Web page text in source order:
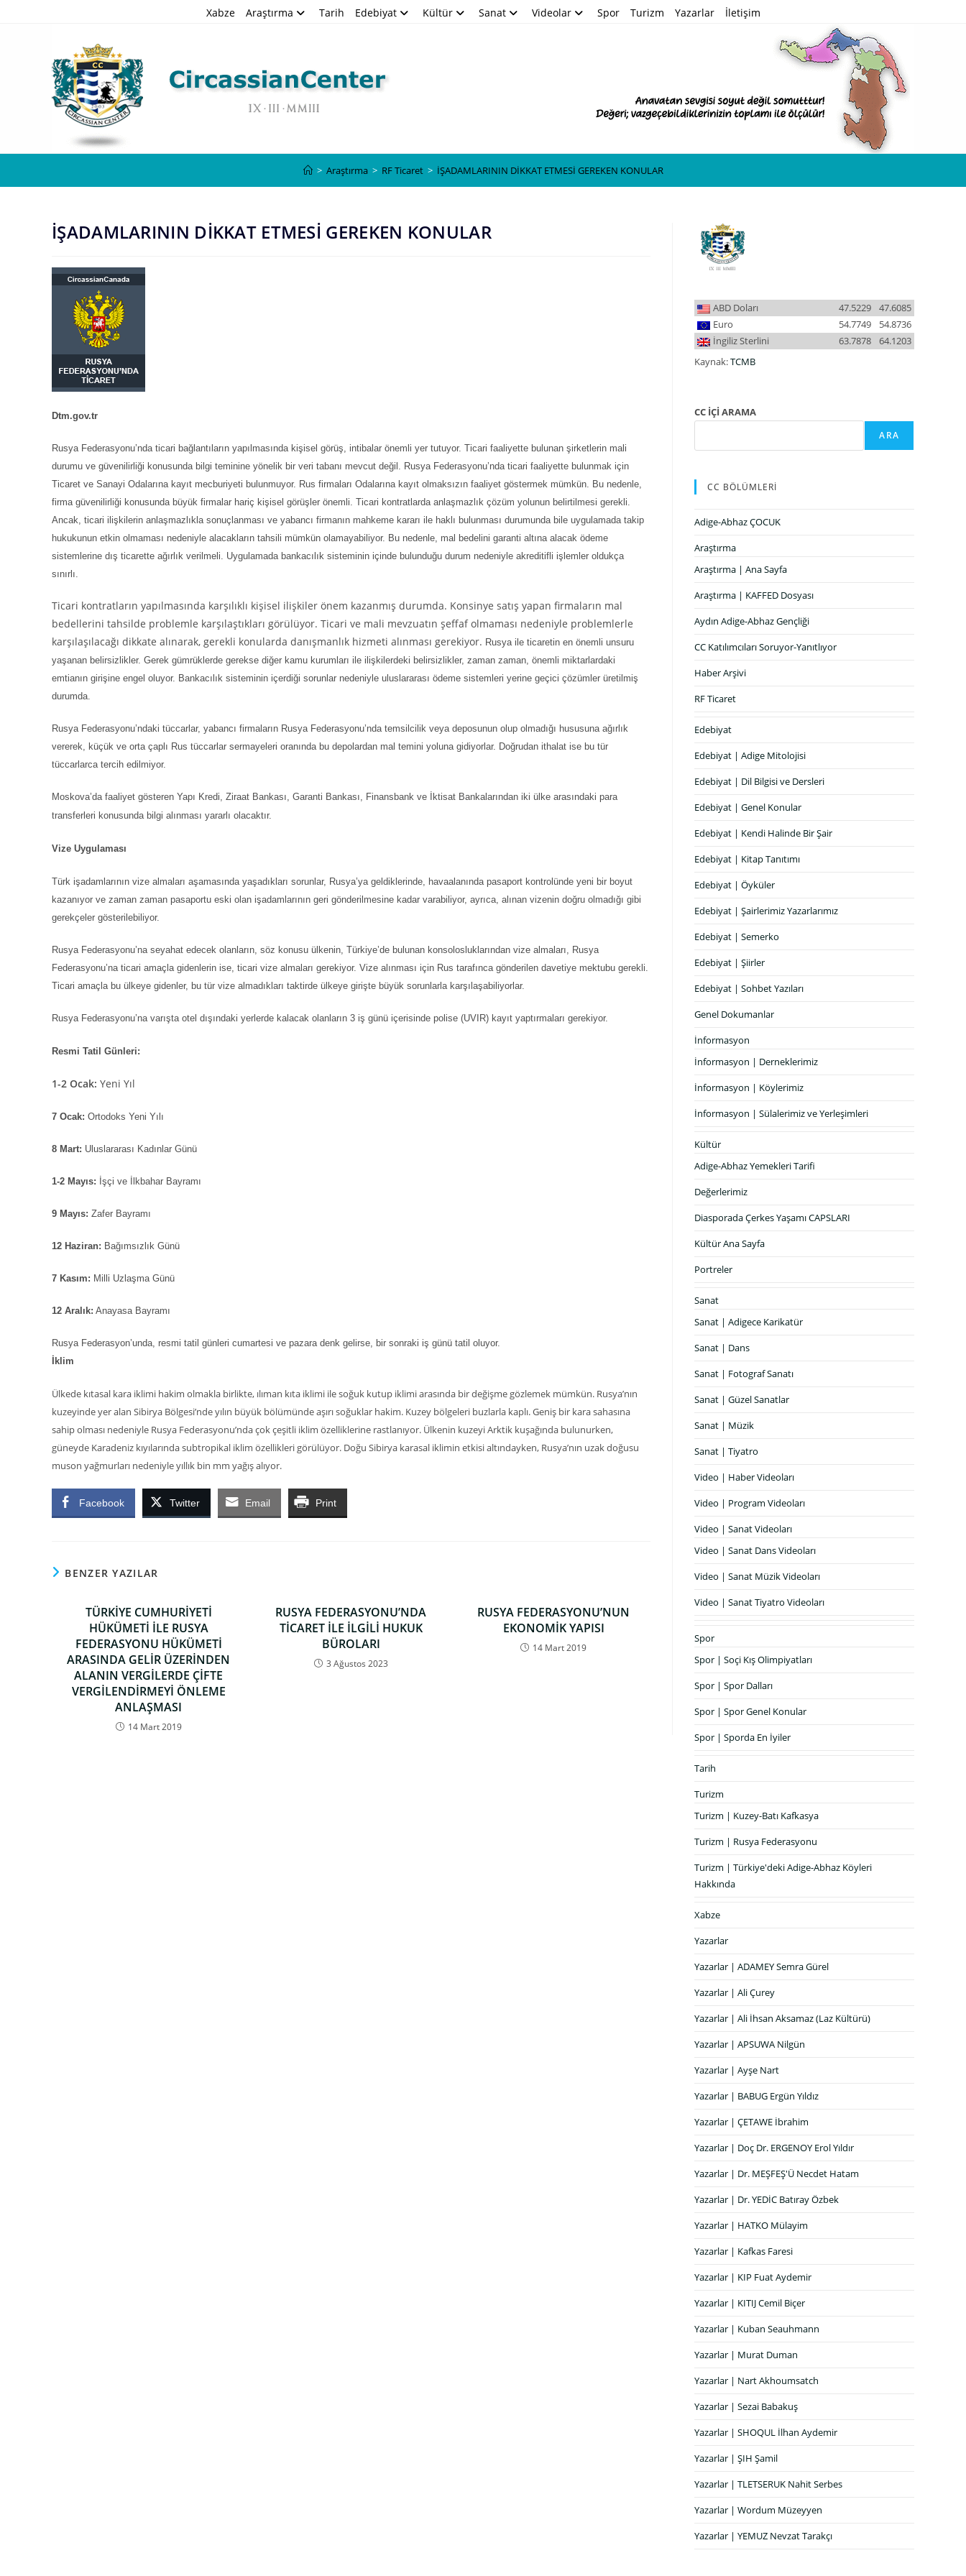
Xabze Araştırma Tarih Edebiyat Kültür Sanat Videolar Spor Turizm Yazarlar İletişim
> Araştırma > RF Ticaret > İŞADAMLARININ DİKKAT ETMESİ GEREKEN KONULAR
İŞADAMLARININ DİKKAT ETMESİ GEREKEN KONULAR
Dtm.gov.tr
Rusya Federasyonu’nda ticari bağlantıların yapılmasında kişisel görüş, intibalar önemli yer tutuyor. Ticari faaliyette bulunan şirketlerin mali
durumu ve güvenilirliği konusunda bilgi teminine yönelik bir veri tabanı mevcut değil. Rusya Federasyonu’nda ticari faaliyette bulunmak için
Ticaret ve Sanayi Odalarına kayıt mecburiyeti bulunmuyor. Rus firmaları Odalarına kayıt olmaksızın faaliyet göstermek mümkün. Bu nedenle,
firma güvenilirliği konusunda büyük firmalar hariç kişisel görüşler önemli. Ticari kontratlarda anlaşmazlık çözüm yolunun belirtilmesi gerekli.
Ancak, ticari ilişkilerin anlaşmazlıkla sonuçlanması ve yabancı firmanın mahkeme kararı ile haklı bulunması durumunda bile uygulamada takip
hukukunun etkin olmaması nedeniyle alacakların tahsili mümkün olamayabiliyor. Bu nedenle, mal bedelini garanti altına alacak ödeme
sistemlerine dış ticarette ağırlık verilmeli. Uygulamada bankacılık sisteminin içinde bulunduğu durum nedeniyle akreditifli işlemler oldukça
sınırlı.
Ticari kontratların yapılmasında karşılıklı kişisel ilişkiler önem kazanmış durumda. Konsinye satış yapan firmaların mal
bedellerini tahsilde problemle karşılaştıkları görülüyor. Ticari ve mali mevzuatın şeffaf olmaması nedeniyle problemlerle
karşılaşılacağı dikkate alınarak, gerekli konularda danışmanlık hizmeti alınması gerekiyor. Rusya ile ticaretin en önemli unsuru
yaşanan belirsizlikler. Gerek gümrüklerde gerekse diğer kamu kurumları ile ilişkilerdeki belirsizlikler, zaman zaman, önemli miktarlardaki
emtianın girişine engel oluyor. Bankacılık sisteminin içerdiği sorunlar nedeniyle uluslararası ödeme sistemleri yerine geçici çözümler üretilmiş
durumda.
Rusya Federasyonu’ndaki tüccarlar, yabancı firmaların Rusya Federasyonu’nda temsilcilik veya deposunun olup olmadığı hususuna ağırlık
vererek, küçük ve orta çaplı Rus tüccarlar sermayeleri oranında bu depolardan mal temini yoluna gidiyorlar. Doğrudan ithalat ise bu tür
tüccarlarca tercih edilmiyor.
Moskova’da faaliyet gösteren Yapı Kredi, Ziraat Bankası, Garanti Bankası, Finansbank ve İktisat Bankalarından iki ülke arasındaki para
transferleri konusunda bilgi alınması yararlı olacaktır.
Vize Uygulaması
Türk işadamlarının vize almaları aşamasında yaşadıkları sorunlar, Rusya’ya geldiklerinde, havaalanında pasaport kontrolünde yeni bir boyut
kazanıyor ve zaman zaman pasaportu eski olan işadamlarının geri gönderilmesine kadar varabiliyor, ayrıca, alınan vizenin doğru olmadığı gibi
gerekçeler gösterilebiliyor.
Rusya Federasyonu’na seyahat edecek olanların, söz konusu ülkenin, Türkiye’de bulunan konsolosluklarından vize almaları, Rusya
Federasyonu’na ticari amaçla gidenlerin ise, ticari vize almaları gerekiyor. Vize alınması için Rus tarafınca gönderilen davetiye mektubu gerekli.
Ticari amaçla bu ülkeye gidenler, bu tür vize almadıkları taktirde ülkeye girişte büyük sorunlarla karşılaşabiliyorlar.
Rusya Federasyonu’na varışta otel dışındaki yerlerde kalacak olanların 3 iş günü içerisinde polise (UVIR) kayıt yaptırmaları gerekiyor.
Resmi Tatil Günleri:
1-2 Ocak: Yeni Yıl
7 Ocak: Ortodoks Yeni Yılı
8 Mart: Uluslararası Kadınlar Günü
1-2 Mayıs: İşçi ve İlkbahar Bayramı
9 Mayıs: Zafer Bayramı
12 Haziran: Bağımsızlık Günü
7 Kasım: Milli Uzlaşma Günü
12 Aralık: Anayasa Bayramı
Rusya Federasyon’unda, resmi tatil günleri cumartesi ve pazara denk gelirse, bir sonraki iş günü tatil oluyor.
İklim
Ülkede kıtasal kara iklimi hakim olmakla birlikte, ılıman kıta iklimi ile soğuk kutup iklimi arasında bir değişme gözlemek mümkün. Rusya’nın
kuzeyinde yer alan Sibirya Bölgesi’nde yılın büyük bölümünde aşırı soğuklar hakim. Kuzey bölgeleri buzlarla kaplı. Geniş bir kara sahasına
sahip olması nedeniyle Rusya Federasyonu’nda çok çeşitli iklim özelliklerine rastlanıyor. Ülkenin kuzeyi Arktik kuşağında bulunurken,
güneyde Karadeniz kıyılarında subtropikal iklim özellikleri görülüyor. Doğu Sibirya karasal iklimin etkisi altındayken, Rusya’nın uzak doğusu
muson yağmurları nedeniyle yıllık bin mm yağış alıyor.
Facebook Twitter Email Print
BENZER YAZILAR
TÜRKİYE CUMHURİYETİ
HÜKÜMETİ İLE RUSYA
FEDERASYONU HÜKÜMETİ
ARASINDA GELİR ÜZERİNDEN
ALANIN VERGİLERDE ÇİFTE
VERGİLENDİRMEYİ ÖNLEME
ANLAŞMASI
14 Mart 2019
RUSYA FEDERASYONU’NDA
TİCARET İLE İLGİLİ HUKUK
BÜROLARI
3 Ağustos 2023
RUSYA FEDERASYONU’NUN
EKONOMİK YAPISI
14 Mart 2019
ABD Doları 47.6085
47.5229
Euro
54.8736
54.7749
İngiliz Sterlini
64.1203
63.7878
Kaynak:TCMB
CC İÇİ ARAMA
ARA
CC BÖLÜMLERİ
Adige-Abhaz ÇOCUK
Araştırma
Araştırma | Ana Sayfa
Araştırma | KAFFED Dosyası
Aydın Adige-Abhaz Gençliği
CC Katılımcıları Soruyor-Yanıtlıyor
Haber Arşivi
RF Ticaret
Edebiyat
Edebiyat | Adige Mitolojisi
Edebiyat | Dil Bilgisi ve Dersleri
Edebiyat | Genel Konular
Edebiyat | Kendi Halinde Bir Şair
Edebiyat | Kitap Tanıtımı
Edebiyat | Öyküler
Edebiyat | Şairlerimiz Yazarlarımız
Edebiyat | Semerko
Edebiyat | Şiirler
Edebiyat | Sohbet Yazıları
Genel Dokumanlar
İnformasyon
İnformasyon | Derneklerimiz
İnformasyon | Köylerimiz
İnformasyon | Sülalerimiz ve Yerleşimleri
Kültür
Adige-Abhaz Yemekleri Tarifi
Değerlerimiz
Diasporada Çerkes Yaşamı CAPSLARI
Kültür Ana Sayfa
Portreler
Sanat
Sanat | Adigece Karikatür
Sanat | Dans
Sanat | Fotograf Sanatı
Sanat | Güzel Sanatlar
Sanat | Müzik
Sanat | Tiyatro
Video | Haber Videoları
Video | Program Videoları
Video | Sanat Videoları
Video | Sanat Dans Videoları
Video | Sanat Müzik Videoları
Video | Sanat Tiyatro Videoları
Spor
Spor | Soçi Kış Olimpiyatları
Spor | Spor Dalları
Spor | Spor Genel Konular
Spor | Sporda En İyiler
Tarih
Turizm
Turizm | Kuzey-Batı Kafkasya
Turizm | Rusya Federasyonu
Turizm | Türkiye'deki Adige-Abhaz Köyleri
Hakkında
Xabze
Yazarlar
Yazarlar | ADAMEY Semra Gürel
Yazarlar | Ali Çurey
Yazarlar | Ali İhsan Aksamaz (Laz Kültürü)
Yazarlar | APSUWA Nilgün
Yazarlar | Ayşe Nart
Yazarlar | BABUG Ergün Yıldız
Yazarlar | ÇETAWE İbrahim
Yazarlar | Doç Dr. ERGENOY Erol Yıldır
Yazarlar | Dr. MEŞFEŞ'Ü Necdet Hatam
Yazarlar | Dr. YEDİC Batıray Özbek
Yazarlar | HATKO Mülayim
Yazarlar | Kafkas Faresi
Yazarlar | KIP Fuat Aydemir
Yazarlar | KITIJ Cemil Biçer
Yazarlar | Kuban Seauhmann
Yazarlar | Murat Duman
Yazarlar | Nart Akhoumsatch
Yazarlar | Sezai Babakuş
Yazarlar | SHOQUL İlhan Aydemir
Yazarlar | ŞIH Şamil
Yazarlar | TLETSERUK Nahit Serbes
Yazarlar | Wordum Müzeyyen
Yazarlar | YEMUZ Nevzat Tarakçı